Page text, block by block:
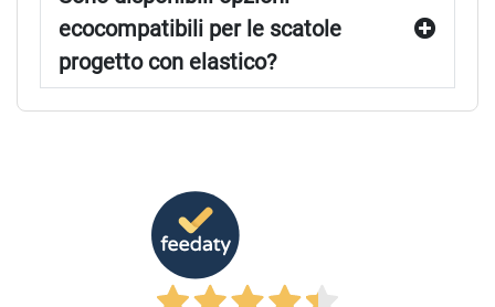
ecocompatibili per le scatole
progetto con elastico?